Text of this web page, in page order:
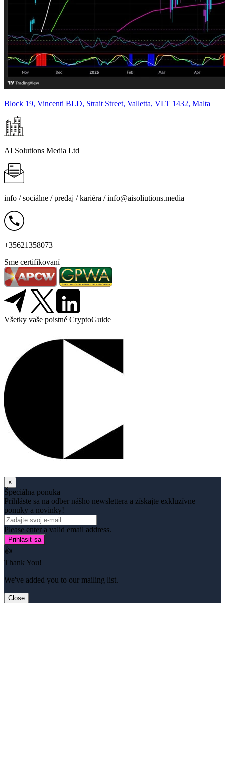
Block 19, Vincenti BLD, Strait Street, Valletta, VLT 1432, Malta
AI Solutions Media Ltd
info /sociálne /predaj /kariéra /info@aisoliutions.media
+35621358073
Sme certifikovaní
Všetky vaše poistné CryptoGuide
×
Špeciálna ponuka
Prihláste sa na odber nášho newslettera a získajte exkluzívne
ponuky a novinky!
Please enter a valid email address.
Prihlásiť sa
👍
Thank You!
We've added you to our mailing list.
Close